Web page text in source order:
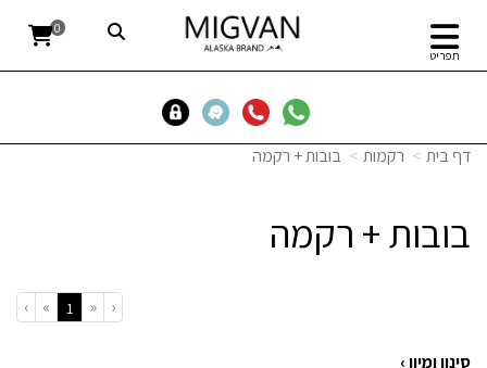
תפריט
0
דף בית רקמות בובות + רקמה
בובות + רקמה
‹
«
1
»
›
סינון ומיון ›